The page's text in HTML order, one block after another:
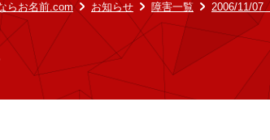
らお名前.com お知らせ 障害一覧 2006/11/07